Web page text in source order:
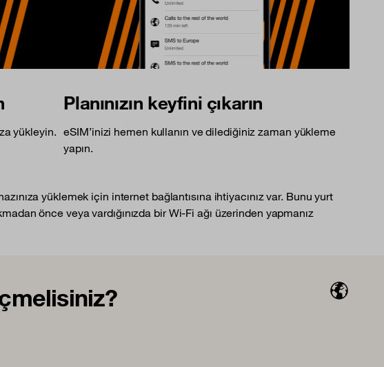
yükleyin.
Planınızın keyfini çıkarın
eSIM’inizi hemen kullanın ve dilediğiniz zaman yükleme
yapın.
yüklemek için internet bağlantısına ihtiyacınız var. Bunu yurt
önce veya vardığınızda bir Wi-Fi ağı üzerinden yapmanız